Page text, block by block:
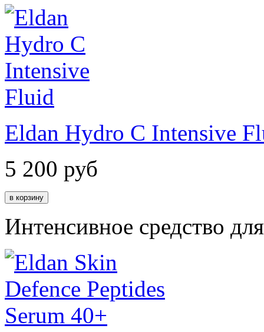
Eldan Hydro C Intensive
5 200 руб
Интенсивное средство